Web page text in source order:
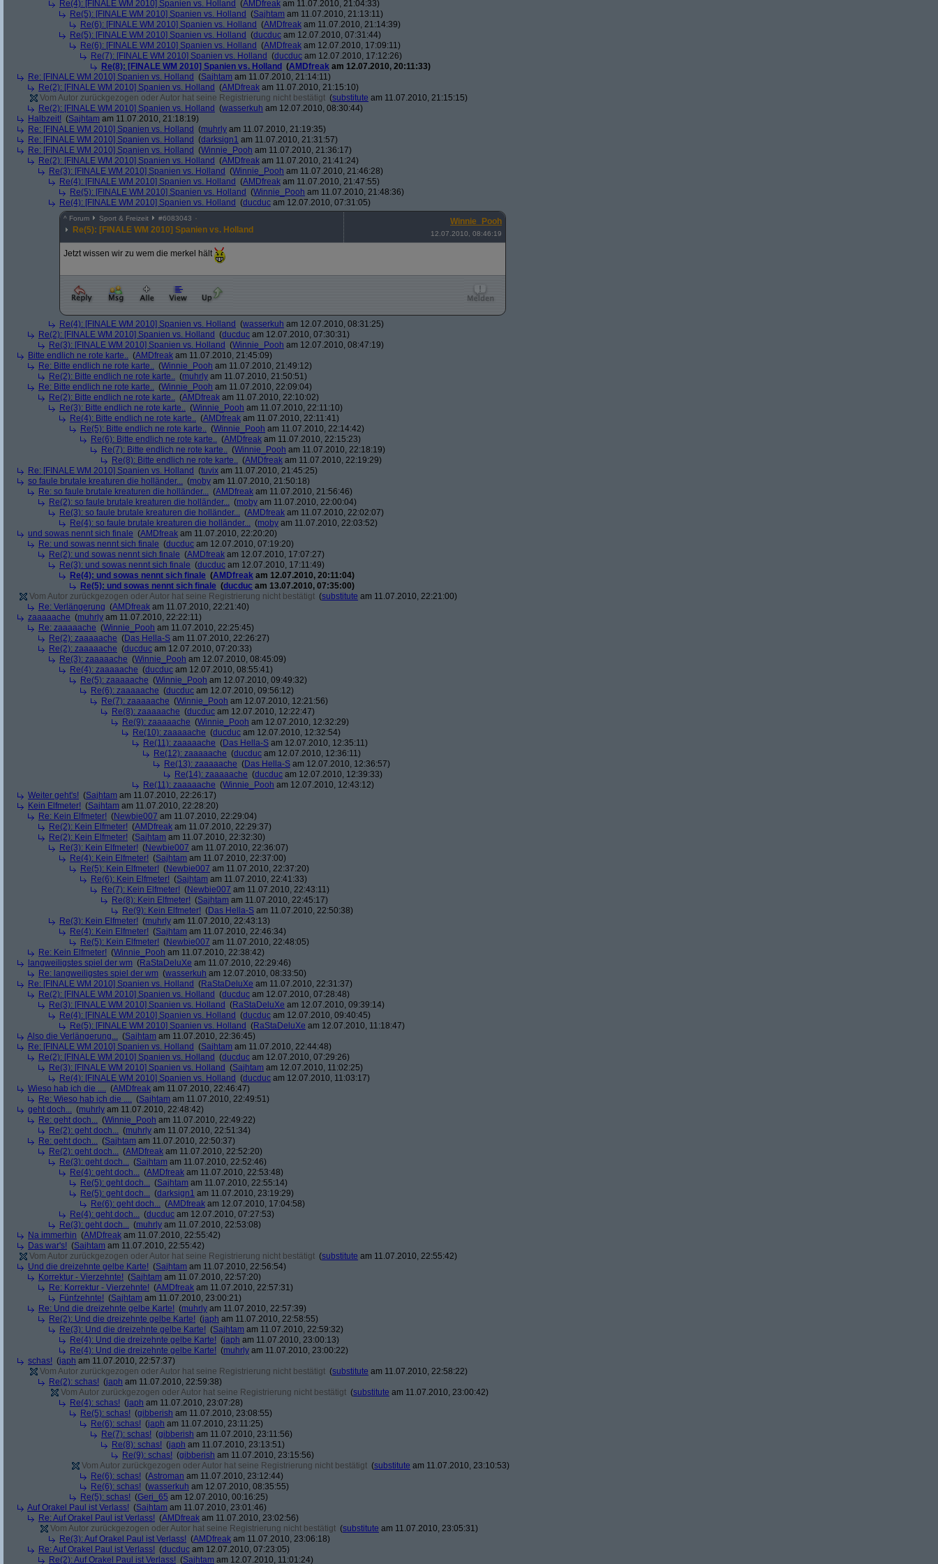
Re(4): [FINALE WM 2010] Spanien vs. Holland (AMDfreak am 11.07.2010, 21:04:33)
Re(5): [FINALE WM 2010] Spanien vs. Holland (Sajhtam am 11.07.2010, 21:13:11)
Re(6): [FINALE WM 2010] Spanien vs. Holland (AMDfreak am 11.07.2010, 21:14:39)
Re(5): [FINALE WM 2010] Spanien vs. Holland (ducduc am 12.07.2010, 07:31:44)
Re(6): [FINALE WM 2010] Spanien vs. Holland (AMDfreak am 12.07.2010, 17:09:11)
Re(7): [FINALE WM 2010] Spanien vs. Holland (ducduc am 12.07.2010, 17:12:26)
Re(8): [FINALE WM 2010] Spanien vs. Holland (AMDfreak am 12.07.2010, 20:11:33)
Re: [FINALE WM 2010] Spanien vs. Holland (Sajhtam am 11.07.2010, 21:14:11)
Re(2): [FINALE WM 2010] Spanien vs. Holland (AMDfreak am 11.07.2010, 21:15:10)
Vom Autor zurückgezogen oder Autor hat seine Registrierung nicht bestätigt (substitute am 11.07.2010, 21:15:15)
Re(2): [FINALE WM 2010] Spanien vs. Holland (wasserkuh am 12.07.2010, 08:30:44)
Halbzeit! (Sajhtam am 11.07.2010, 21:18:19)
Re: [FINALE WM 2010] Spanien vs. Holland (muhrly am 11.07.2010, 21:19:35)
Re: [FINALE WM 2010] Spanien vs. Holland (darksign1 am 11.07.2010, 21:31:57)
Re: [FINALE WM 2010] Spanien vs. Holland (Winnie_Pooh am 11.07.2010, 21:36:17)
Re(2): [FINALE WM 2010] Spanien vs. Holland (AMDfreak am 11.07.2010, 21:41:24)
Re(3): [FINALE WM 2010] Spanien vs. Holland (Winnie_Pooh am 11.07.2010, 21:46:28)
Re(4): [FINALE WM 2010] Spanien vs. Holland (AMDfreak am 11.07.2010, 21:47:55)
Re(5): [FINALE WM 2010] Spanien vs. Holland (Winnie_Pooh am 11.07.2010, 21:48:36)
Re(4): [FINALE WM 2010] Spanien vs. Holland (ducduc am 12.07.2010, 07:31:05)
^ Forum Sport & Freizeit #6083043
Re(5): [FINALE WM 2010] Spanien vs. Holland
Winnie_Pooh
12.07.2010, 08:46:19
Jetzt wissen wir zu wem die merkel hält
Re(4): [FINALE WM 2010] Spanien vs. Holland (wasserkuh am 12.07.2010, 08:31:25)
Re(2): [FINALE WM 2010] Spanien vs. Holland (ducduc am 12.07.2010, 07:30:31)
Re(3): [FINALE WM 2010] Spanien vs. Holland (Winnie_Pooh am 12.07.2010, 08:47:19)
Bitte endlich ne rote karte.. (AMDfreak am 11.07.2010, 21:45:09)
Re: Bitte endlich ne rote karte.. (Winnie_Pooh am 11.07.2010, 21:49:12)
Re(2): Bitte endlich ne rote karte.. (muhrly am 11.07.2010, 21:50:51)
Re: Bitte endlich ne rote karte.. (Winnie_Pooh am 11.07.2010, 22:09:04)
Re(2): Bitte endlich ne rote karte.. (AMDfreak am 11.07.2010, 22:10:02)
Re(3): Bitte endlich ne rote karte.. (Winnie_Pooh am 11.07.2010, 22:11:10)
Re(4): Bitte endlich ne rote karte.. (AMDfreak am 11.07.2010, 22:11:41)
Re(5): Bitte endlich ne rote karte.. (Winnie_Pooh am 11.07.2010, 22:14:42)
Re(6): Bitte endlich ne rote karte.. (AMDfreak am 11.07.2010, 22:15:23)
Re(7): Bitte endlich ne rote karte.. (Winnie_Pooh am 11.07.2010, 22:18:19)
Re(8): Bitte endlich ne rote karte.. (AMDfreak am 11.07.2010, 22:19:29)
Re: [FINALE WM 2010] Spanien vs. Holland (tuvix am 11.07.2010, 21:45:25)
so faule brutale kreaturen die holländer... (moby am 11.07.2010, 21:50:18)
Re: so faule brutale kreaturen die holländer... (AMDfreak am 11.07.2010, 21:56:46)
Re(2): so faule brutale kreaturen die holländer... (moby am 11.07.2010, 22:00:04)
Re(3): so faule brutale kreaturen die holländer... (AMDfreak am 11.07.2010, 22:02:07)
Re(4): so faule brutale kreaturen die holländer... (moby am 11.07.2010, 22:03:52)
und sowas nennt sich finale (AMDfreak am 11.07.2010, 22:20:20)
Re: und sowas nennt sich finale (ducduc am 12.07.2010, 07:19:20)
Re(2): und sowas nennt sich finale (AMDfreak am 12.07.2010, 17:07:27)
Re(3): und sowas nennt sich finale (ducduc am 12.07.2010, 17:11:49)
Re(4): und sowas nennt sich finale (AMDfreak am 12.07.2010, 20:11:04)
Re(5): und sowas nennt sich finale (ducduc am 13.07.2010, 07:35:00)
Vom Autor zurückgezogen oder Autor hat seine Registrierung nicht bestätigt (substitute am 11.07.2010, 22:21:00)
Re: Verlängerung (AMDfreak am 11.07.2010, 22:21:40)
zaaaaache (muhrly am 11.07.2010, 22:22:11)
Re: zaaaaache (Winnie_Pooh am 11.07.2010, 22:25:45)
Re(2): zaaaaache (Das Hella-S am 11.07.2010, 22:26:27)
Re(2): zaaaaache (ducduc am 12.07.2010, 07:20:33)
Re(3): zaaaaache (Winnie_Pooh am 12.07.2010, 08:45:09)
Re(4): zaaaaache (ducduc am 12.07.2010, 08:55:41)
Re(5): zaaaaache (Winnie_Pooh am 12.07.2010, 09:49:32)
Re(6): zaaaaache (ducduc am 12.07.2010, 09:56:12)
Re(7): zaaaaache (Winnie_Pooh am 12.07.2010, 12:21:56)
Re(8): zaaaaache (ducduc am 12.07.2010, 12:22:47)
Re(9): zaaaaache (Winnie_Pooh am 12.07.2010, 12:32:29)
Re(10): zaaaaache (ducduc am 12.07.2010, 12:32:54)
Re(11): zaaaaache (Das Hella-S am 12.07.2010, 12:35:11)
Re(12): zaaaaache (ducduc am 12.07.2010, 12:36:11)
Re(13): zaaaaache (Das Hella-S am 12.07.2010, 12:36:57)
Re(14): zaaaaache (ducduc am 12.07.2010, 12:39:33)
Re(11): zaaaaache (Winnie_Pooh am 12.07.2010, 12:43:12)
Weiter geht's! (Sajhtam am 11.07.2010, 22:26:17)
Kein Elfmeter! (Sajhtam am 11.07.2010, 22:28:20)
Re: Kein Elfmeter! (Newbie007 am 11.07.2010, 22:29:04)
Re(2): Kein Elfmeter! (AMDfreak am 11.07.2010, 22:29:37)
Re(2): Kein Elfmeter! (Sajhtam am 11.07.2010, 22:32:30)
Re(3): Kein Elfmeter! (Newbie007 am 11.07.2010, 22:36:07)
Re(4): Kein Elfmeter! (Sajhtam am 11.07.2010, 22:37:00)
Re(5): Kein Elfmeter! (Newbie007 am 11.07.2010, 22:37:20)
Re(6): Kein Elfmeter! (Sajhtam am 11.07.2010, 22:41:33)
Re(7): Kein Elfmeter! (Newbie007 am 11.07.2010, 22:43:11)
Re(8): Kein Elfmeter! (Sajhtam am 11.07.2010, 22:45:17)
Re(9): Kein Elfmeter! (Das Hella-S am 11.07.2010, 22:50:38)
Re(3): Kein Elfmeter! (muhrly am 11.07.2010, 22:43:13)
Re(4): Kein Elfmeter! (Sajhtam am 11.07.2010, 22:46:34)
Re(5): Kein Elfmeter! (Newbie007 am 11.07.2010, 22:48:05)
Re: Kein Elfmeter! (Winnie_Pooh am 11.07.2010, 22:38:42)
langweiligstes spiel der wm (RaStaDeluXe am 11.07.2010, 22:29:46)
Re: langweiligstes spiel der wm (wasserkuh am 12.07.2010, 08:33:50)
Re: [FINALE WM 2010] Spanien vs. Holland (RaStaDeluXe am 11.07.2010, 22:31:37)
Re(2): [FINALE WM 2010] Spanien vs. Holland (ducduc am 12.07.2010, 07:28:48)
Re(3): [FINALE WM 2010] Spanien vs. Holland (RaStaDeluXe am 12.07.2010, 09:39:14)
Re(4): [FINALE WM 2010] Spanien vs. Holland (ducduc am 12.07.2010, 09:40:45)
Re(5): [FINALE WM 2010] Spanien vs. Holland (RaStaDeluXe am 12.07.2010, 11:18:47)
Also die Verlängerung... (Sajhtam am 11.07.2010, 22:36:45)
Re: [FINALE WM 2010] Spanien vs. Holland (Sajhtam am 11.07.2010, 22:44:48)
Re(2): [FINALE WM 2010] Spanien vs. Holland (ducduc am 12.07.2010, 07:29:26)
Re(3): [FINALE WM 2010] Spanien vs. Holland (Sajhtam am 12.07.2010, 11:02:25)
Re(4): [FINALE WM 2010] Spanien vs. Holland (ducduc am 12.07.2010, 11:03:17)
Wieso hab ich die .... (AMDfreak am 11.07.2010, 22:46:47)
Re: Wieso hab ich die .... (Sajhtam am 11.07.2010, 22:49:51)
geht doch... (muhrly am 11.07.2010, 22:48:42)
Re: geht doch... (Winnie_Pooh am 11.07.2010, 22:49:22)
Re(2): geht doch... (muhrly am 11.07.2010, 22:51:34)
Re: geht doch... (Sajhtam am 11.07.2010, 22:50:37)
Re(2): geht doch... (AMDfreak am 11.07.2010, 22:52:20)
Re(3): geht doch... (Sajhtam am 11.07.2010, 22:52:46)
Re(4): geht doch... (AMDfreak am 11.07.2010, 22:53:48)
Re(5): geht doch... (Sajhtam am 11.07.2010, 22:55:14)
Re(5): geht doch... (darksign1 am 11.07.2010, 23:19:29)
Re(6): geht doch... (AMDfreak am 12.07.2010, 17:04:58)
Re(4): geht doch... (ducduc am 12.07.2010, 07:27:53)
Re(3): geht doch... (muhrly am 11.07.2010, 22:53:08)
Na immerhin (AMDfreak am 11.07.2010, 22:55:42)
Das war's! (Sajhtam am 11.07.2010, 22:55:42)
Vom Autor zurückgezogen oder Autor hat seine Registrierung nicht bestätigt (substitute am 11.07.2010, 22:55:42)
Und die dreizehnte gelbe Karte! (Sajhtam am 11.07.2010, 22:56:54)
Korrektur - Vierzehnte! (Sajhtam am 11.07.2010, 22:57:20)
Re: Korrektur - Vierzehnte! (AMDfreak am 11.07.2010, 22:57:31)
Fünfzehnte! (Sajhtam am 11.07.2010, 23:00:21)
Re: Und die dreizehnte gelbe Karte! (muhrly am 11.07.2010, 22:57:39)
Re(2): Und die dreizehnte gelbe Karte! (japh am 11.07.2010, 22:58:55)
Re(3): Und die dreizehnte gelbe Karte! (Sajhtam am 11.07.2010, 22:59:32)
Re(4): Und die dreizehnte gelbe Karte! (japh am 11.07.2010, 23:00:13)
Re(4): Und die dreizehnte gelbe Karte! (muhrly am 11.07.2010, 23:00:22)
schas! (japh am 11.07.2010, 22:57:37)
Vom Autor zurückgezogen oder Autor hat seine Registrierung nicht bestätigt (substitute am 11.07.2010, 22:58:22)
Re(2): schas! (japh am 11.07.2010, 22:59:38)
Vom Autor zurückgezogen oder Autor hat seine Registrierung nicht bestätigt (substitute am 11.07.2010, 23:00:42)
Re(4): schas! (japh am 11.07.2010, 23:07:28)
Re(5): schas! (gibberish am 11.07.2010, 23:08:55)
Re(6): schas! (japh am 11.07.2010, 23:11:25)
Re(7): schas! (gibberish am 11.07.2010, 23:11:56)
Re(8): schas! (japh am 11.07.2010, 23:13:51)
Re(9): schas! (gibberish am 11.07.2010, 23:15:56)
Vom Autor zurückgezogen oder Autor hat seine Registrierung nicht bestätigt (substitute am 11.07.2010, 23:10:53)
Re(6): schas! (Astroman am 11.07.2010, 23:12:44)
Re(6): schas! (wasserkuh am 12.07.2010, 08:35:55)
Re(5): schas! (Geri_65 am 12.07.2010, 00:16:25)
Auf Orakel Paul ist Verlass! (Sajhtam am 11.07.2010, 23:01:46)
Re: Auf Orakel Paul ist Verlass! (AMDfreak am 11.07.2010, 23:02:56)
Vom Autor zurückgezogen oder Autor hat seine Registrierung nicht bestätigt (substitute am 11.07.2010, 23:05:31)
Re(3): Auf Orakel Paul ist Verlass! (AMDfreak am 11.07.2010, 23:06:18)
Re: Auf Orakel Paul ist Verlass! (ducduc am 12.07.2010, 07:23:05)
Re(2): Auf Orakel Paul ist Verlass! (Sajhtam am 12.07.2010, 11:01:24)